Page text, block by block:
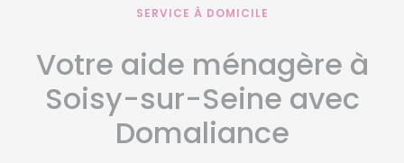
SERVICE À DOMICILE
Votre aide ménagère à
Soisy-sur-Seine avec
Domaliance